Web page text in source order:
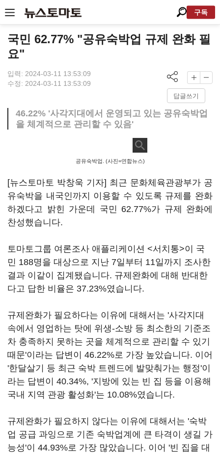
구독
국민 62.77% "공유숙박업 규제 완화 필
요"
입력: 2024-03-11 13:53:09
수정: 2024-03-11 13:53:09
답글쓰기
46.22% '사각지대에서 운영되고 있는 공유숙박업
을 체계적으로 관리할 수 있음'
공유숙박업. (사진=연합뉴스)
[뉴스토마토 박창욱 기자] 최근 문화체육관광부가 공
유숙박을 내국인까지 이용할 수 있도록 규제를 완화
하겠다고 밝힌 가운데 국민 62.77%가 규제 완화에
찬성했습니다.
토마토그룹 여론조사 애플리케이션 <서치통>이 국
민 188명을 대상으로 지난 7일부터 11일까지 조사한
결과 이같이 집계됐습니다. 규제완화에 대해 반대한
다고 답한 비율은 37.23%였습니다.
규제완화가 필요하다는 이유에 대해서는 '사각지대
속에서 영업하는 탓에 위생-소방 등 최소한의 기준조
차 충족하지 못하는 곳을 체계적으로 관리할 수 있기
때문'이라는 답변이 46.22%로 가장 높았습니다. 이어
'한달살기 등 최근 숙박 트렌드에 발맞춰가는 행정'이
라는 답변이 40.34%, '지방에 있는 빈 집 등을 이용해
국내 지역 관광 활성화'는 10.08%였습니다.
규제완화가 필요하지 않다는 이유에 대해서는 '숙박
업 공급 과잉으로 기존 숙박업계에 큰 타격이 생길 가
능성'이 44.93%로 가장 많았습니다. 이어 '빈 집을 대